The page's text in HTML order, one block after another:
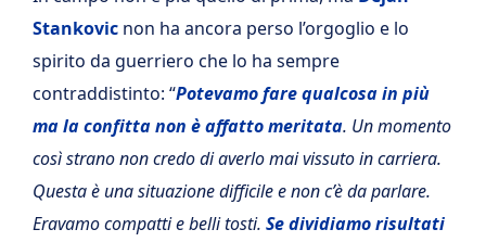
Stankovic non ha ancora perso l’orgoglio e lo
spirito da guerriero che lo ha sempre
contraddistinto: “Potevamo fare qualcosa in più
ma la confitta non è affatto meritata. Un momento
così strano non credo di averlo mai vissuto in carriera.
Questa è una situazione difficile e non c’è da parlare.
Eravamo compatti e belli tosti. Se dividiamo risultati